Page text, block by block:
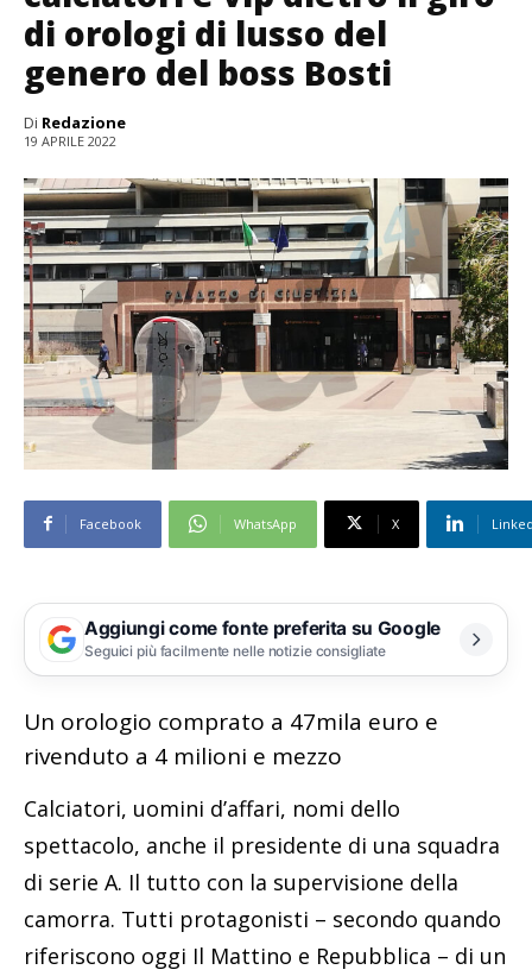
di orologi di lusso del
genero del boss Bosti
Di Redazione
19 APRILE 2022
Facebook WhatsApp X
Aggiungi come fonte preferita su Google
Seguici più facilmente nelle notizie consigliate
Un orologio comprato a 47mila euro e
rivenduto a 4 milioni e mezzo
Calciatori, uomini d’affari, nomi dello
spettacolo, anche il presidente di una squadra
di serie A. Il tutto con la supervisione della
camorra. Tutti protagonisti – secondo quando
riferiscono oggi Il Mattino e Repubblica – di un